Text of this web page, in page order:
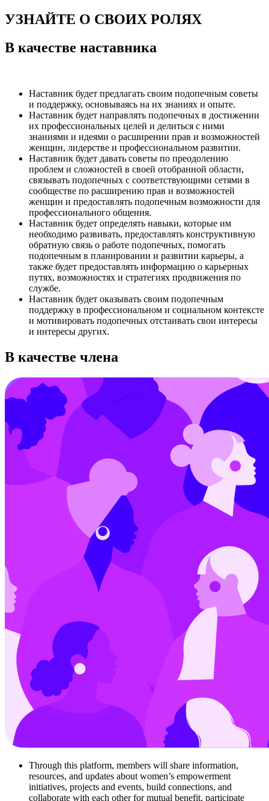
УЗНАЙТЕ О СВОИХ РОЛЯХ
В качестве наставника
Наставник будет предлагать своим подопечным советы
и поддержку, основываясь на их знаниях и опыте.
Наставник будет направлять подопечных в достижении
их профессиональных целей и делиться с ними
знаниями и идеями о расширении прав и возможностей
женщин, лидерстве и профессиональном развитии.
Наставник будет давать советы по преодолению
проблем и сложностей в своей отобранной области,
связывать подопечных с соответствующими сетями в
сообществе по расширению прав и возможностей
женщин и предоставлять подопечным возможности для
профессионального общения.
Наставник будет определять навыки, которые им
необходимо развивать, предоставлять конструктивную
обратную связь о работе подопечных, помогать
подопечным в планировании и развитии карьеры, а
также будет предоставлять информацию о карьерных
путях, возможностях и стратегиях продвижения по
службе.
Наставник будет оказывать своим подопечным
поддержку в профессиональном и социальном контексте
и мотивировать подопечных отстаивать свои интересы
и интересы других.
В качестве члена
Through this platform, members will share information,
resources, and updates about women’s empowerment
initiatives, projects and events, build connections, and
collaborate with each other for mutual benefit, participate